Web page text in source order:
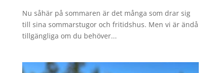
Nu såhär på sommaren är det många som drar sig
till sina sommarstugor och fritidshus. Men vi är ändå
tillgängliga om du behöver...